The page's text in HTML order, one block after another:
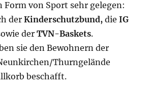
Form von Sport sehr gelegen:
der Kinderschutzbund, dieIG
derTVN-Baskets.
sie den Bewohnern der
Thurngelände
beschafft.